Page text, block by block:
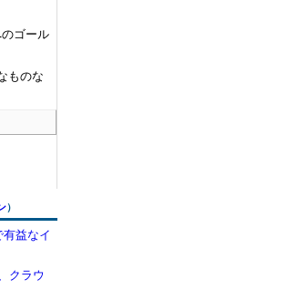
ゴール
ものな
）
益なイ
クラウ